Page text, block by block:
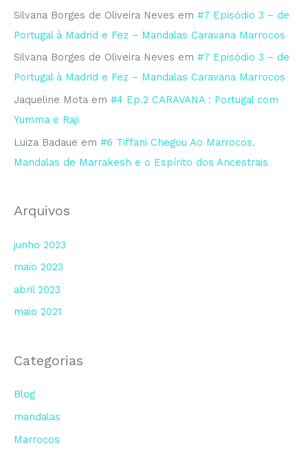
Silvana Borges de Oliveira Neves em #7 Episódio 3 – de
Portugal à Madrid e Fez – Mandalas Caravana Marrocos
Silvana Borges de Oliveira Neves em #7 Episódio 3 – de
Portugal à Madrid e Fez – Mandalas Caravana Marrocos
Jaqueline Mota em #4 Ep.2 CARAVANA : Portugal com
Yumma e Raji
Luiza Badaue em #6 Tiffani Chegou Ao Marrocos.
Mandalas de Marrakesh e o Espírito dos Ancestrais
Arquivos
junho 2023
maio 2023
abril 2023
maio 2021
Categorias
Blog
mandalas
Marrocos